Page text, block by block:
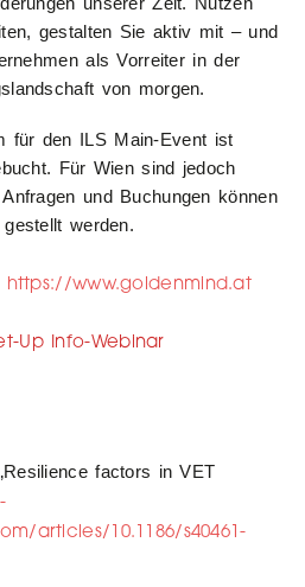
gestalten Sie aktiv mit – und
als Vorreiter in der
von morgen.
für den ILS Main-Event ist
Für Wien sind jedoch
und Buchungen können
werden.
https://www.goldenmind.at
Up Info-Webinar
factors in VET
articles/10.1186/s40461-